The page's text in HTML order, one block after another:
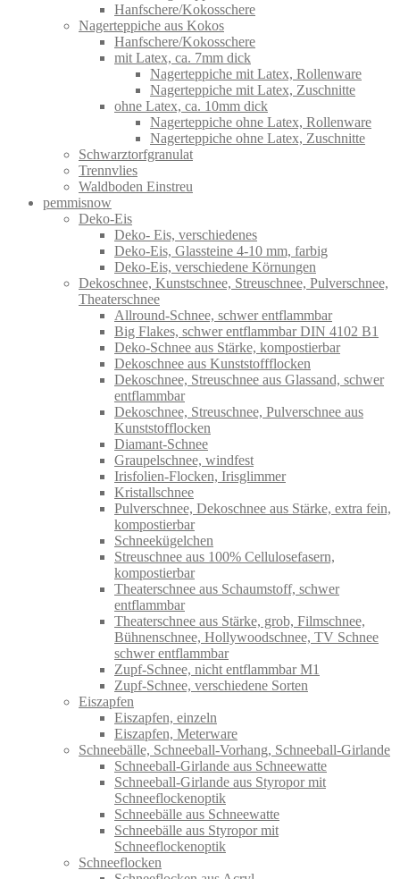
Hanfschere/Kokosschere
Nagerteppiche aus Kokos
Hanfschere/Kokosschere
mit Latex, ca. 7mm dick
Nagerteppiche mit Latex, Rollenware
Nagerteppiche mit Latex, Zuschnitte
ohne Latex, ca. 10mm dick
Nagerteppiche ohne Latex, Rollenware
Nagerteppiche ohne Latex, Zuschnitte
Schwarztorfgranulat
Trennvlies
Waldboden Einstreu
pemmisnow
Deko-Eis
Deko- Eis, verschiedenes
Deko-Eis, Glassteine 4-10 mm, farbig
Deko-Eis, verschiedene Körnungen
Dekoschnee, Kunstschnee, Streuschnee, Pulverschnee,
Theaterschnee
Allround-Schnee, schwer entflammbar
Big Flakes, schwer entflammbar DIN 4102 B1
Deko-Schnee aus Stärke, kompostierbar
Dekoschnee aus Kunststoffflocken
Dekoschnee, Streuschnee aus Glassand, schwer
entflammbar
Dekoschnee, Streuschnee, Pulverschnee aus
Kunststofflocken
Diamant-Schnee
Graupelschnee, windfest
Irisfolien-Flocken, Irisglimmer
Kristallschnee
Pulverschnee, Dekoschnee aus Stärke, extra fein,
kompostierbar
Schneekügelchen
Streuschnee aus 100% Cellulosefasern,
kompostierbar
Theaterschnee aus Schaumstoff, schwer
entflammbar
Theaterschnee aus Stärke, grob, Filmschnee,
Bühnenschnee, Hollywoodschnee, TV Schnee
schwer entflammbar
Zupf-Schnee, nicht entflammbar M1
Zupf-Schnee, verschiedene Sorten
Eiszapfen
Eiszapfen, einzeln
Eiszapfen, Meterware
Schneebälle, Schneeball-Vorhang, Schneeball-Girlande
Schneeball-Girlande aus Schneewatte
Schneeball-Girlande aus Styropor mit
Schneeflockenoptik
Schneebälle aus Schneewatte
Schneebälle aus Styropor mit
Schneeflockenoptik
Schneeflocken